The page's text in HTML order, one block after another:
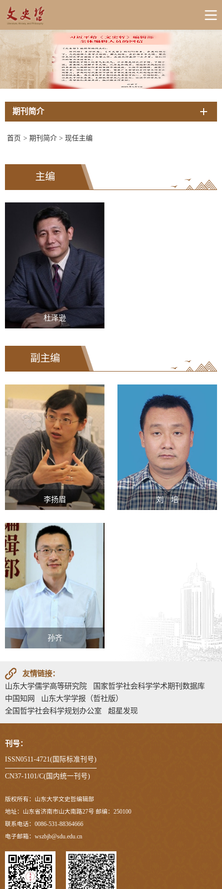
期刊简介
首页 > 期刊简介 > 现任主编
主编
杜泽逊
副主编
李扬眉 刘 培
孙齐
友情链接：
山东大学儒学高等研究院
国家哲学社会科学学术期刊数据库
中国知网
山东大学学报（哲社版）
全国哲学社会科学规划办公室
超星发现
刊号：
ISSN0511-4721(国际标准刊号)
CN37-1101/C(国内统一刊号)
版权所有：山东大学文史哲编辑部
地址：山东省济南市山大南路27号 邮编：250100
联系电话：0086-531-88364666
电子邮箱：wszbjb@sdu.edu.cn